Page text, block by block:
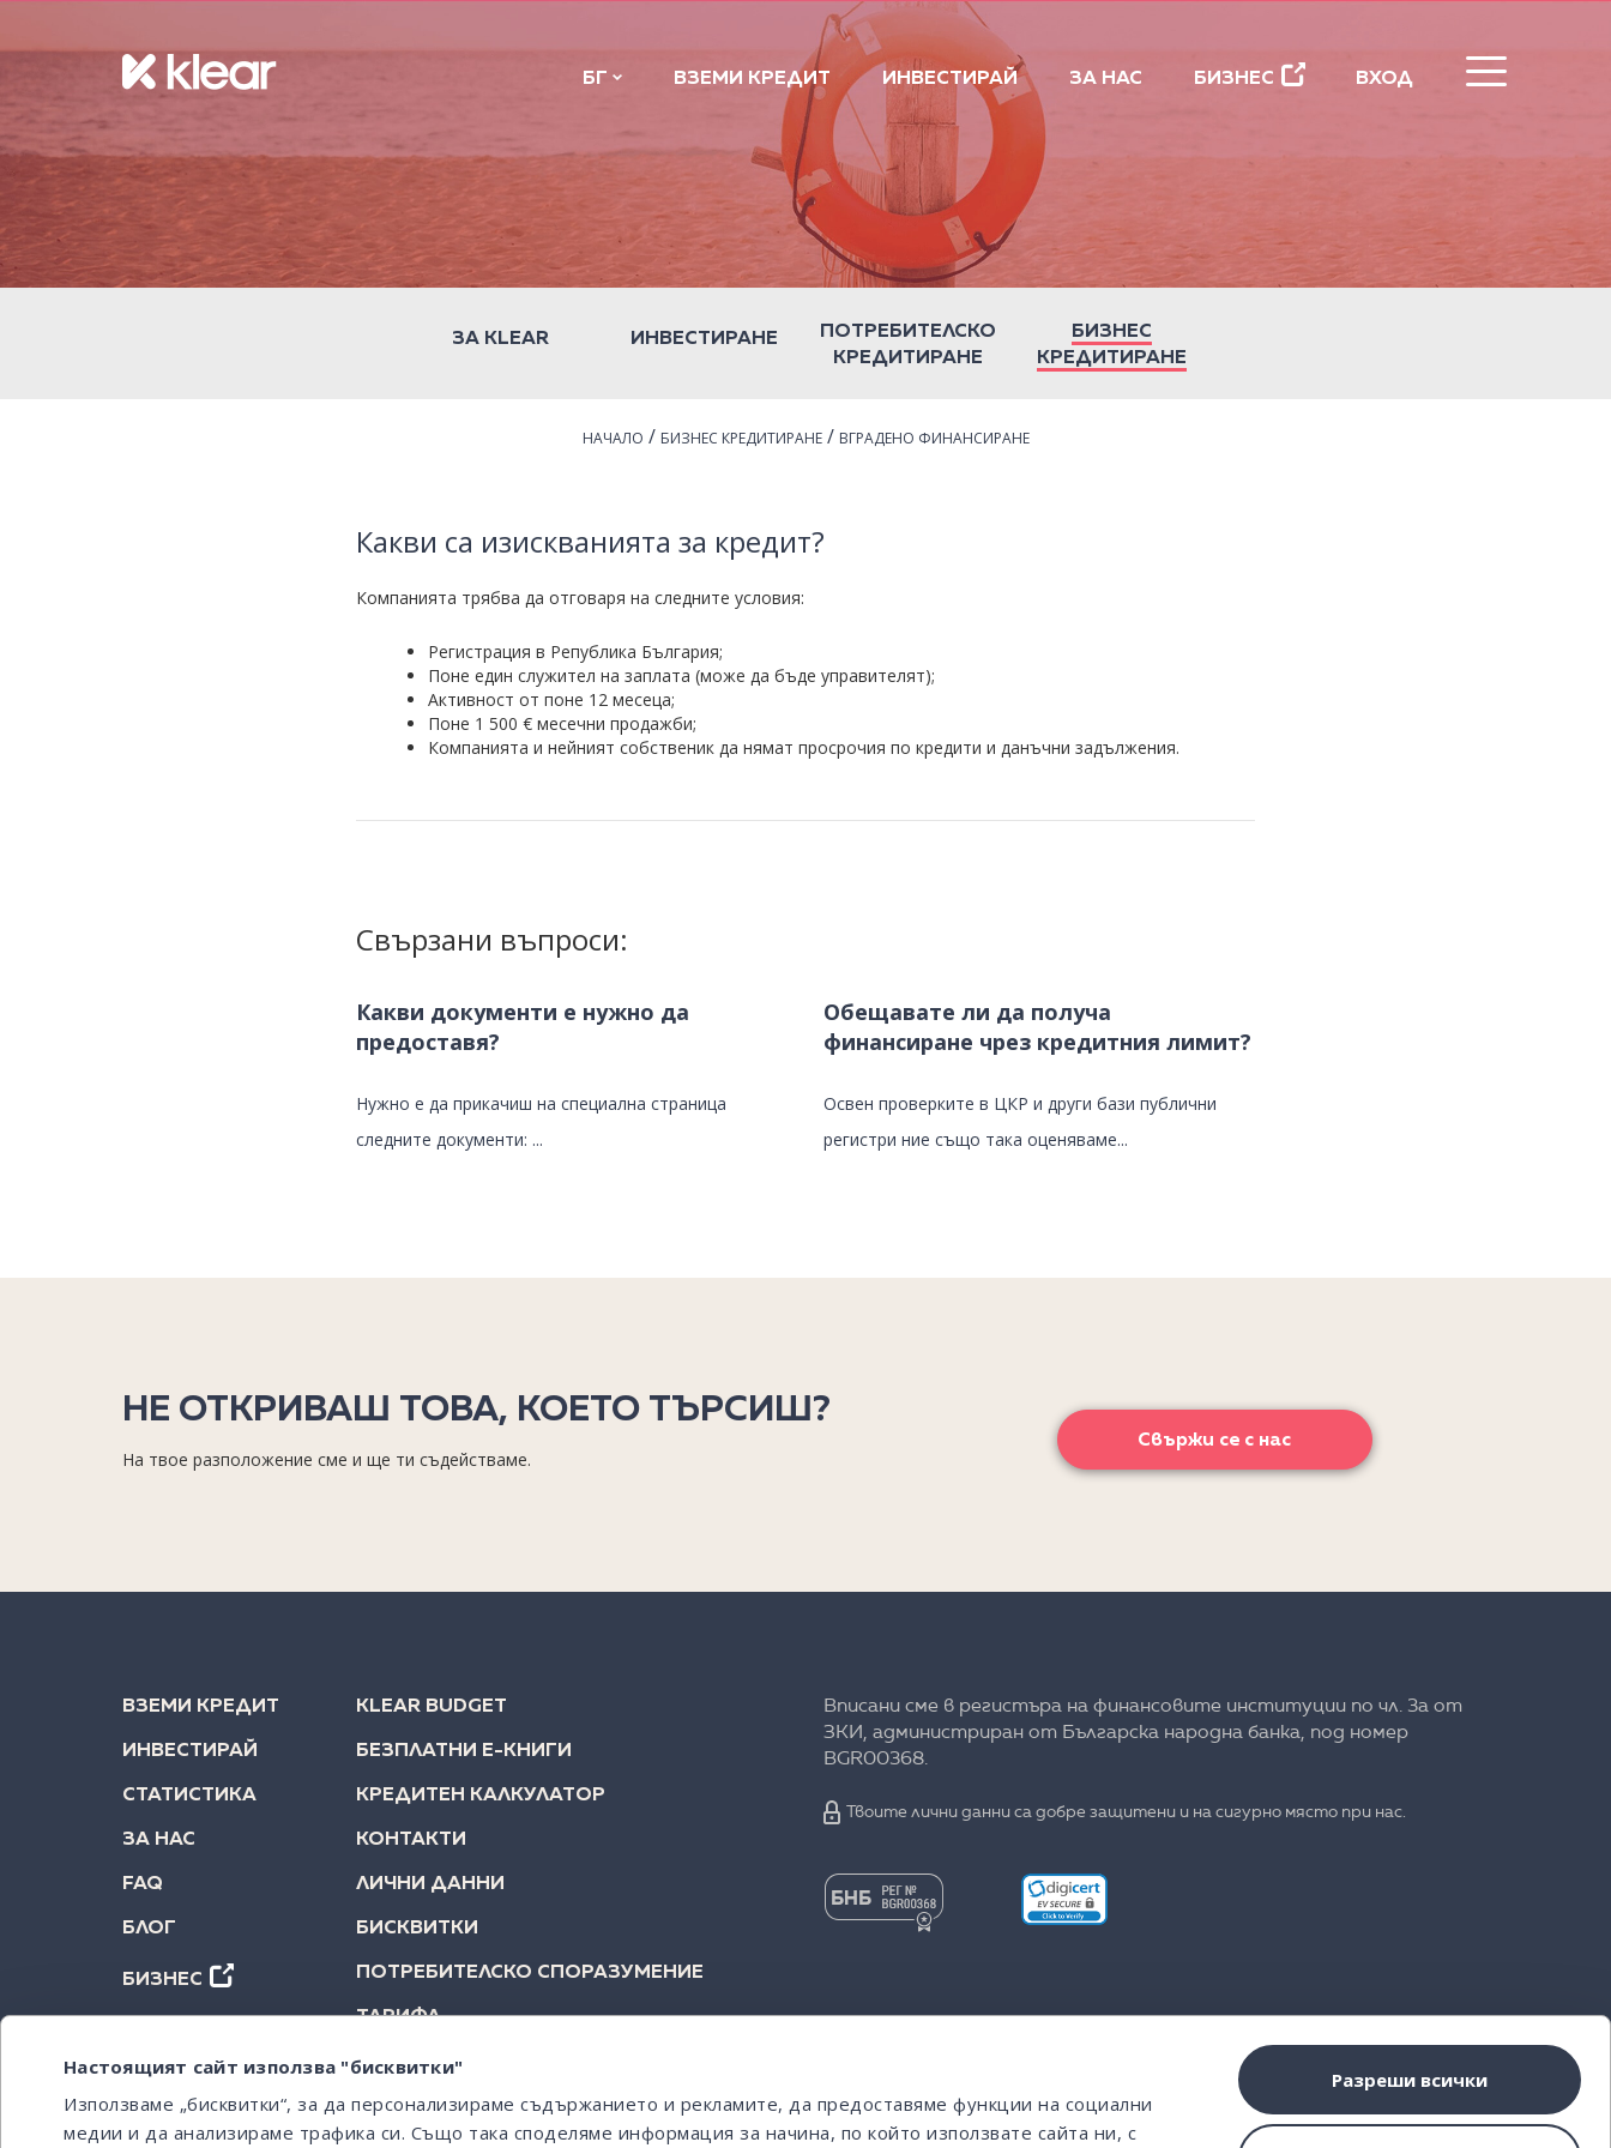
Настоящият сайт използва "бисквитки"
Използваме „бисквитки“, за да персонализираме съдържанието и рекламите, да предоставяме функции на социални
медии и да анализираме трафика си. Също така споделяме информация за начина, по който използвате сайта ни, с
Разреши всички
БГ ВЗЕМИ КРЕДИТ ИНВЕСТИРАЙ ЗА НАС БИЗНЕС ВХОД
ЗА KLEAR ИНВЕСТИРАНЕ
ПОТРЕБИТЕЛСКО
КРЕДИТИРАНЕ
БИЗНЕС
КРЕДИТИРАНЕ
НАЧАЛО / БИЗНЕС КРЕДИТИРАНЕ/ ВГРАДЕНО ФИНАНСИРАНЕ
Какви са изискванията за кредит?
Компанията трябва да отговаря на следните условия:
Регистрация в Република България;
Поне един служител на заплата (може да бъде управителят);
Активност от поне 12 месеца;
Поне 1 500 € месечни продажби;
Компанията и нейният собственик да нямат просрочия по кредити и данъчни задължения.
Свързани въпроси:
Какви документи е нужно да
предоставя?
Нужно е да прикачиш на специална страница
следните документи: ...
Обещавате ли да получа
финансиране чрез кредитния лимит?
Освен проверките в ЦКР и други бази публични
регистри ние също така оценяваме...
НЕ ОТКРИВАШ ТОВА, КОЕТО ТЪРСИШ?
На твое разположение сме и ще ти съдействаме.
Свържи се с нас
ВЗЕМИ КРЕДИТ
ИНВЕСТИРАЙ
СТАТИСТИКА
ЗА НАС
FAQ
БЛОГ
БИЗНЕС
KLEAR BUDGET
БЕЗПЛАТНИ Е-КНИГИ
КРЕДИТЕН КАЛКУЛАТОР
КОНТАКТИ
ЛИЧНИ ДАННИ
БИСКВИТКИ
ПОТРЕБИТЕЛСКО СПОРАЗУМЕНИЕ
ТАРИФА
Вписани сме в регистъра на финансовите институции по чл. 3а от
ЗКИ, администриран от Българска народна банка, под номер
BGR00368.
Твоите лични данни са добре защитени и на сигурно място при нас.